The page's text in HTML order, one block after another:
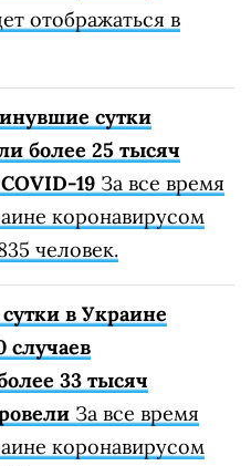
отображаться в
сутки
более 25 тысяч
19 За все время
коронавирусом
человек.
в Украине
случаев
33 тысяч
За все время
коронавирусом